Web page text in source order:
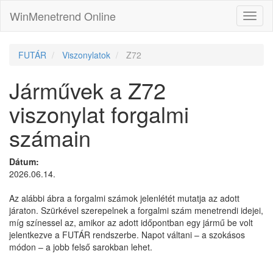
WinMenetrend Online
FUTÁR Viszonylatok Z72
Járművek a Z72
viszonylat forgalmi
számain
Dátum:
2026.06.14.
Az alábbi ábra a forgalmi számok jelenlétét mutatja az adott
járaton. Szürkével szerepelnek a forgalmi szám menetrendi idejei,
míg színessel az, amikor az adott időpontban egy jármű be volt
jelentkezve a FUTÁR rendszerbe. Napot váltani – a szokásos
módon – a jobb felső sarokban lehet.